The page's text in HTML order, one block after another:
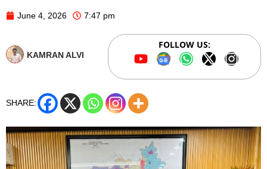
June 4, 2026 7:47 pm
KAMRAN ALVI
FOLLOW US:
SHARE: